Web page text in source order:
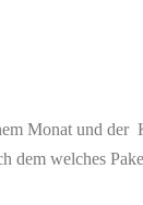
Monat und
dem welches